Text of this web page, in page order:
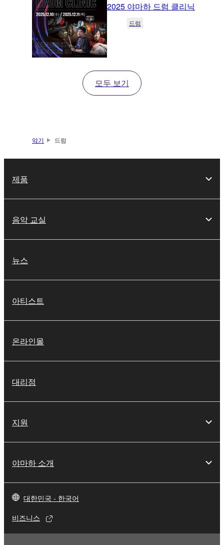
2025 야마하 드럼 클리닉
드럼
모두 보기
악기 드럼
제품
음악 교실
뉴스
아티스트
온라인몰
대리점
지원
야마하 소개
대한민국 - 한국어
비즈니스